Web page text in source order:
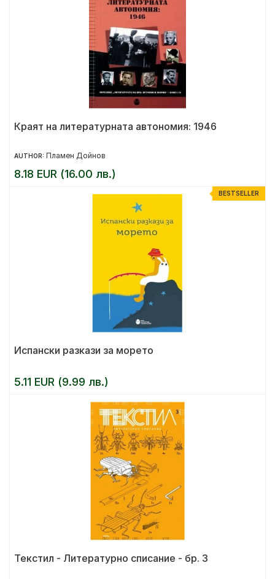
Краят на литературната автономия: 1946
AUTHOR: Пламен Дойнов
8.18 EUR (16.00 лв.)
BESTSELLER
Испански разкази за морето
5.11 EUR (9.99 лв.)
Текстил - Литературно списание - бр. 3